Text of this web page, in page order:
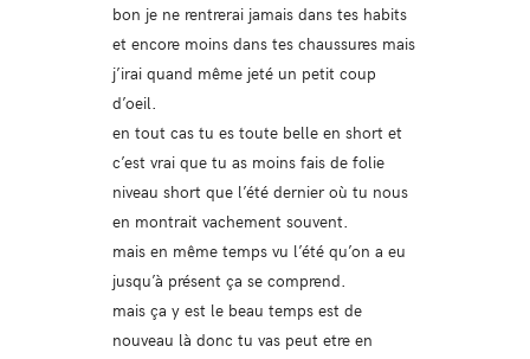
bon je ne rentrerai jamais dans tes habits
et encore moins dans tes chaussures mais
j’irai quand même jeté un petit coup
d’oeil.
en tout cas tu es toute belle en short et
c’est vrai que tu as moins fais de folie
niveau short que l’été dernier où tu nous
en montrait vachement souvent.
mais en même temps vu l’été qu’on a eu
jusqu’à présent ça se comprend.
mais ça y est le beau temps est de
nouveau là donc tu vas peut etre en